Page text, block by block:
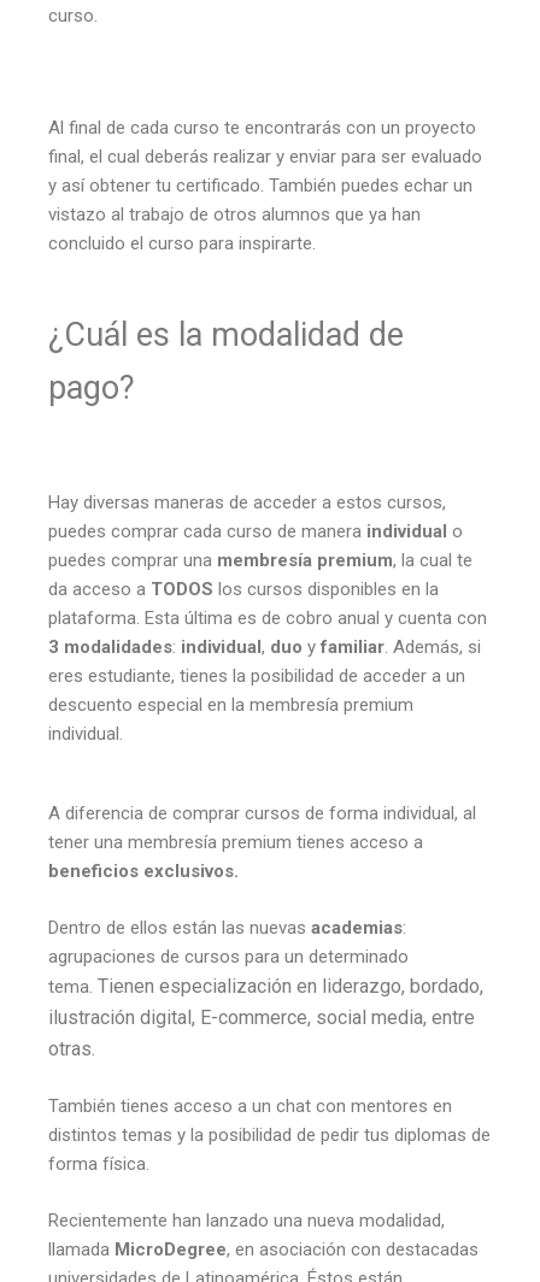
curso.
Al final de cada curso te encontrarás con un proyecto
final, el cual deberás realizar y enviar para ser evaluado
y así obtener tu certificado. También puedes echar un
vistazo al trabajo de otros alumnos que ya han
concluido el curso para inspirarte.
¿Cuál es la modalidad de
pago?
Hay diversas maneras de acceder a estos cursos,
puedes comprar cada curso de manera individual o
puedes comprar una membresía premium, la cual te
da acceso a TODOS los cursos disponibles en la
plataforma. Esta última es de cobro anual y cuenta con
3 modalidades: individual, duo yfamiliar. Además, si
eres estudiante, tienes la posibilidad de acceder a un
descuento especial en la membresía premium
individual.
A diferencia de comprar cursos de forma individual, al
tener una membresía premium tienes acceso a
beneficios exclusivos.
Dentro de ellos están las nuevas academias:
agrupaciones de cursos para un determinado
tema. Tienen especialización en liderazgo, bordado,
ilustración digital, E-commerce, social media, entre
otras.
También tienes acceso a un chat con mentores en
distintos temas y la posibilidad de pedir tus diplomas de
forma física.
Recientemente han lanzado una nueva modalidad,
llamada MicroDegree, en asociación con destacadas